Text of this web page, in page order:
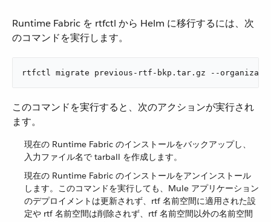
Runtime Fabric を rtfctl から Helm に移行するには、次
のコマンドを実行します。
rtfctl migrate previous-rtf-bkp.tar.gz --
このコマンドを実行すると、次のアクションが実行され
ます。
現在の Runtime Fabric のインストールをバックアップし、
入力ファイル名で tarball を作成します。
現在の Runtime Fabric のインストールをアンインストール
します。このコマンドを実行しても、Mule アプリケーション
のデプロイメントは更新されず、rtf 名前空間に適用された設
定や rtf 名前空間は削除されず、rtf 名前空間以外の名前空間